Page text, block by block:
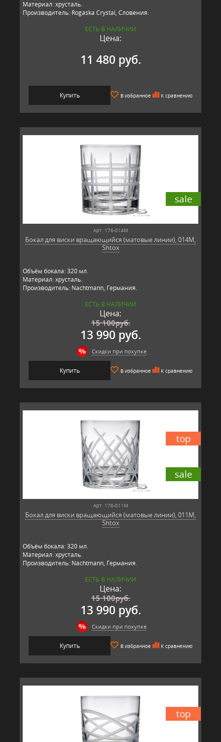
Материал: хрусталь.
Производитель: Rogaska Crystal, Словения.
ЕСТЬ В НАЛИЧИИ
Цена:
11 480 руб.
Купить В избранное К сравнению
sale
Арт: 176-014M
Бокал для виски вращающийся (матовые линии), 014M,
Shtox
Объём бокала: 320 мл.
Материал: хрусталь.
Производитель: Nachtmann, Германия.
ЕСТЬ В НАЛИЧИИ
Цена:
15 100руб.
13 990 руб.
Скидки при покупке
Купить В избранное К сравнению
sale
top
Арт: 176-011M
Бокал для виски вращающийся (матовые линии), 011M,
Shtox
Объём бокала: 320 мл.
Материал: хрусталь.
Производитель: Nachtmann, Германия.
ЕСТЬ В НАЛИЧИИ
Цена:
15 100руб.
13 990 руб.
Скидки при покупке
Купить В избранное К сравнению
top